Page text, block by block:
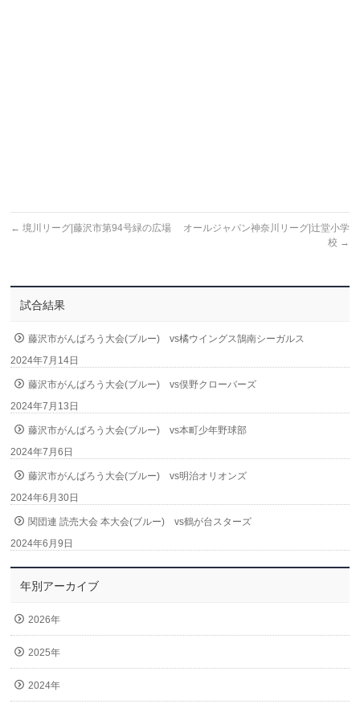
← 境川リーグ|藤沢市第94号緑の広場
オールジャパン神奈川リーグ|辻堂小学
校 →
試合結果
藤沢市がんばろう大会(ブルー) vs橘ウイングス鵠南シーガルス
2024年7月14日
藤沢市がんばろう大会(ブルー) vs俣野クローバーズ
2024年7月13日
藤沢市がんばろう大会(ブルー) vs本町少年野球部
2024年7月6日
藤沢市がんばろう大会(ブルー) vs明治オリオンズ
2024年6月30日
関団連 読売大会 本大会(ブルー) vs鶴が台スターズ
2024年6月9日
年別アーカイブ
2026年
2025年
2024年